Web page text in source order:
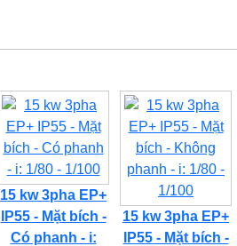
15 kw 3pha EP+
IP55 - Mặt bích -
Có phanh - i:
15 kw 3pha EP+
IP55 - Mặt bích -